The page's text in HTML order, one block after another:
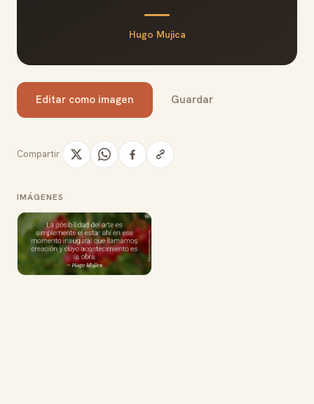
Hugo Mujica
Editar como imagen Guardar
Compartir
IMÁGENES